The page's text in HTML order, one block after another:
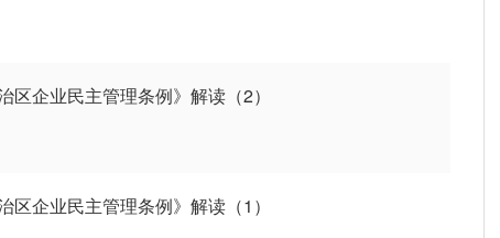
区企业民主管理条例》解读（2）
区企业民主管理条例》解读（1）